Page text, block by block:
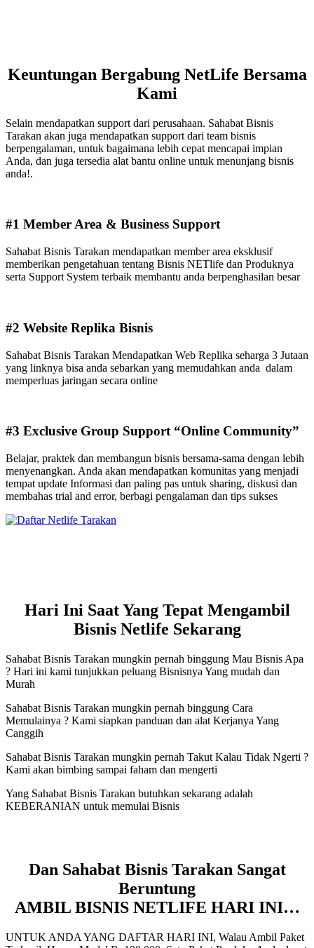
Keuntungan Bergabung NetLife Bersama
Kami
Selain mendapatkan support dari perusahaan. Sahabat Bisnis
Tarakan akan juga mendapatkan support dari team bisnis
berpengalaman, untuk bagaimana lebih cepat mencapai impian
Anda, dan juga tersedia alat bantu online untuk menunjang bisnis
anda!.
#1 Member Area & Business Support
Sahabat Bisnis Tarakan mendapatkan member area eksklusif
memberikan pengetahuan tentang Bisnis NETlife dan Produknya
serta Support System terbaik membantu anda berpenghasilan besar
#2 Website Replika Bisnis
Sahabat Bisnis Tarakan Mendapatkan Web Replika seharga 3 Jutaan
yang linknya bisa anda sebarkan yang memudahkan anda dalam
memperluas jaringan secara online
#3 Exclusive Group Support “Online Community”
Belajar, praktek dan membangun bisnis bersama-sama dengan lebih
menyenangkan. Anda akan mendapatkan komunitas yang menjadi
tempat update Informasi dan paling pas untuk sharing, diskusi dan
membahas trial and error, berbagi pengalaman dan tips sukses
Hari Ini Saat Yang Tepat Mengambil
Bisnis Netlife Sekarang
Sahabat Bisnis Tarakan mungkin pernah binggung Mau Bisnis Apa
? Hari ini kami tunjukkan peluang Bisnisnya Yang mudah dan
Murah
Sahabat Bisnis Tarakan mungkin pernah binggung Cara
Memulainya ? Kami siapkan panduan dan alat Kerjanya Yang
Canggih
Sahabat Bisnis Tarakan mungkin pernah Takut Kalau Tidak Ngerti ?
Kami akan bimbing sampai faham dan mengerti
Yang Sahabat Bisnis Tarakan butuhkan sekarang adalah
KEBERANIAN untuk memulai Bisnis
Dan Sahabat Bisnis Tarakan Sangat
Beruntung
AMBIL BISNIS NETLIFE HARI INI…
UNTUK ANDA YANG DAFTAR HARI INI, Walau Ambil Paket